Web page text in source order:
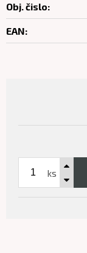
ks
Obj. čislo:
EAN: